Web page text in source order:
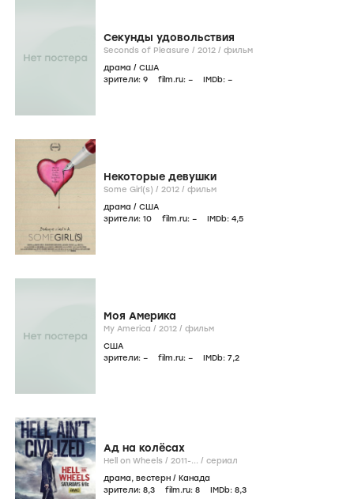
Секунды удовольствия
Seconds of Pleasure / 2012 / фильм
драма / США
зрители: 9 film.ru: – IMDb: –
Некоторые девушки
Some Girl(s) / 2012 / фильм
драма / США
зрители: 10 film.ru: – IMDb: 4,5
Моя Америка
My America / 2012 / фильм
США
зрители: – film.ru: – IMDb: 7,2
Ад на колёсах
Hell on Wheels / 2011-... / сериал
драма, вестерн / Канада
зрители: 8,3 film.ru: 8 IMDb: 8,3